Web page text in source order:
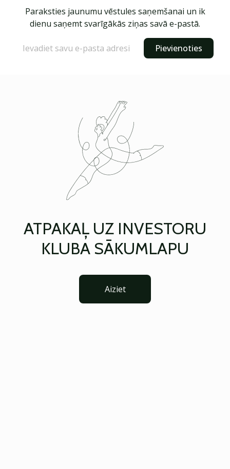
Paraksties jaunumu vēstules saņemšanai un ik
dienu saņemt svarīgākās ziņas savā e-pastā.
Pievienoties
ATPAKAĻ UZ INVESTORU
KLUBA SĀKUMLAPU
Aiziet